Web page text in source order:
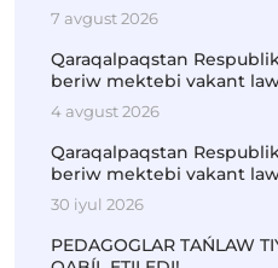
7 avgust 2026
Qaraqalpaqstan
beriw mektebi vakant
4 avgust 2026
Qaraqalpaqstan
beriw mektebi vakant
30 iyul 2026
PEDAGOGLAR TAŃLAW